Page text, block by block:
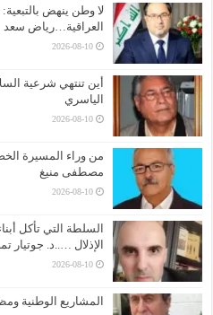
لا وطن ينهض
العراقية…رياض سعد
2026-08-10
أين تنتهي شرعية
الياسري
2026-08-10
من وراء المسيرة
مصطفى منيغ
2026-08-10
السلطة التي تأكل
الإذلال …..د. جوتيار
2026-08-10
المشاريع الوطنية